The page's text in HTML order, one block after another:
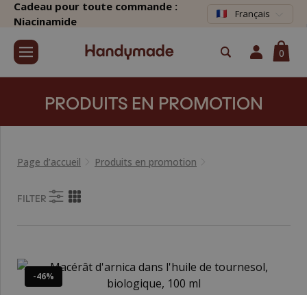
Cadeau pour toute commande :
Niacinamide
Français
0
PRODUITS EN PROMOTION
Page d’accueil Produits en promotion
FILTER
-46%